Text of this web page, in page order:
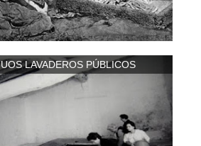
LAVADEROS PÚBLICOS